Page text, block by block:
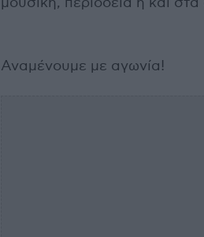
Αναμένουμε με αγωνία!